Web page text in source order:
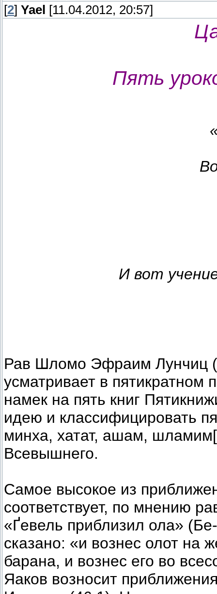
[2] Yael [11.04.2012, 20:57]
Пять
И вот
Рав Шломо Эфраим Лунчиц
усматривает в пятикратном
намек на пять книг
идею и классифицировать
минха, хатат, ашам,
Всевышнего.
Самое высокое из
соответствует, по мнению
«Ґевель приблизил ола»
сказано: «и вознес олот на
барана, и вознес его во
Яаков возносит